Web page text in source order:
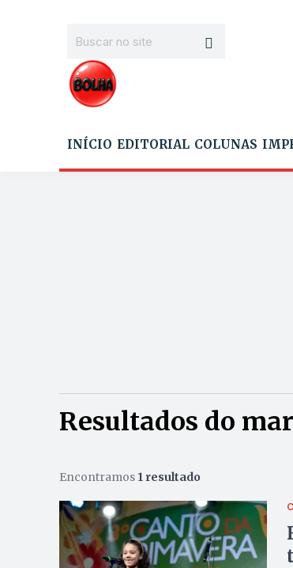
INÍCIO EDITORIAL COLUNAS
Resultados do
Encontramos 1 resultado